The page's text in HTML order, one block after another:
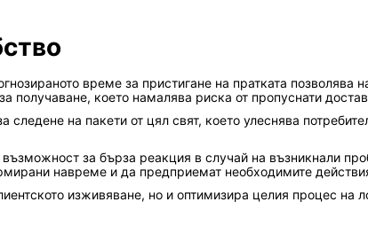
време за пристигане на пратката позволява
получаване, което намалява риска от пропуснати
на пакети от цял свят, което улеснява
за бърза реакция в случай на възникнали
навреме и да предприемат необходимите
изживяване, но и оптимизира целия процес на